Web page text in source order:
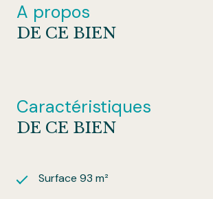
A propos
DE CE BIEN
Caractéristiques
DE CE BIEN
Surface 93 m²